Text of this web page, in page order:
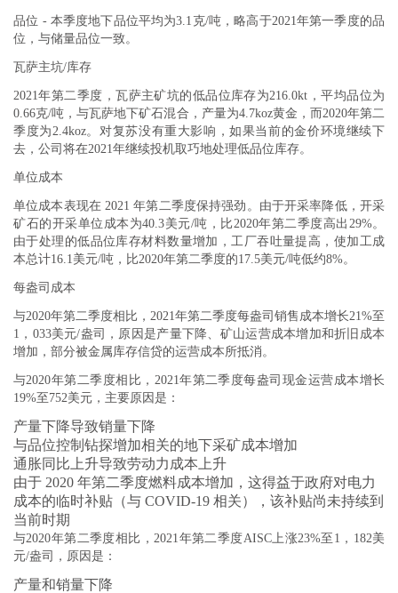
品位 - 本季度地下品位平均为3.1克/吨，略高于2021年第一季度的品
位，与储量品位一致。
瓦萨主坑/库存
2021年第二季度，瓦萨主矿坑的低品位库存为216.0kt，平均品位为
0.66克/吨，与瓦萨地下矿石混合，产量为4.7koz黄金，而2020年第二
季度为2.4koz。对复苏没有重大影响，如果当前的金价环境继续下
去，公司将在2021年继续投机取巧地处理低品位库存。
单位成本
单位成本表现在 2021 年第二季度保持强劲。由于开采率降低，开采
矿石的开采单位成本为40.3美元/吨，比2020年第二季度高出29%。
由于处理的低品位库存材料数量增加，工厂吞吐量提高，使加工成
本总计16.1美元/吨，比2020年第二季度的17.5美元/吨低约8%。
每盎司成本
与2020年第二季度相比，2021年第二季度每盎司销售成本增长21%至
1，033美元/盎司，原因是产量下降、矿山运营成本增加和折旧成本
增加，部分被金属库存信贷的运营成本所抵消。
与2020年第二季度相比，2021年第二季度每盎司现金运营成本增长
19%至752美元，主要原因是：
产量下降导致销量下降
与品位控制钻探增加相关的地下采矿成本增加
通胀同比上升导致劳动力成本上升
由于 2020 年第二季度燃料成本增加，这得益于政府对电力
成本的临时补贴（与 COVID-19 相关），该补贴尚未持续到
当前时期
与2020年第二季度相比，2021年第二季度AISC上涨23%至1，182美
元/盎司，原因是：
产量和销量下降